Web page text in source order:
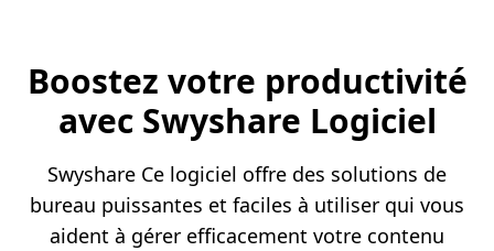
Boostez votre productivité
avec Swyshare Logiciel
Swyshare Ce logiciel offre des solutions de
bureau puissantes et faciles à utiliser qui vous
aident à gérer efficacement votre contenu